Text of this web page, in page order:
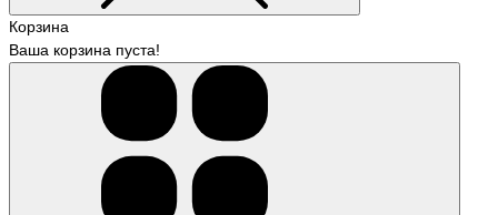
Корзина
Ваша корзина пуста!